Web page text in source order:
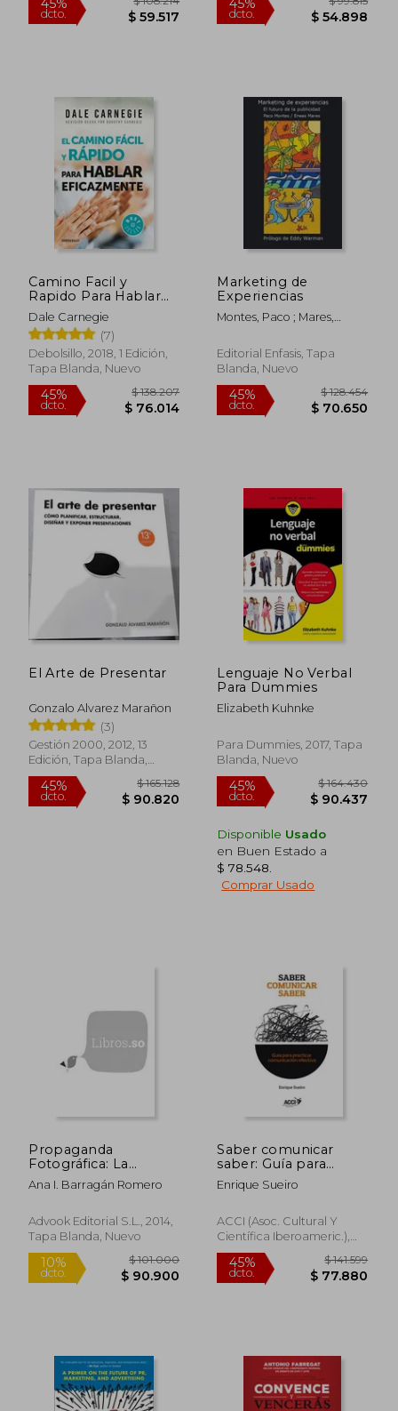
45%
dcto.
$ 108.214 45%
dcto.
Camino Facil y
Rapido Para Hablar
Eficaz
Dale Carnegie
(7)
Debolsillo, 2018, 1 Edición,
Tapa Blanda, Nuevo
$ 138.207
$ 76.014
Marketing de
Experiencias
Montes, Paco ; Mares,
Editorial Enfasis, Tapa
Blanda, Nuevo
45%
dcto.
El Arte de Presentar
Gonzalo Alvarez Marañon
(3)
Gestión 2000, 2012, 13
Edición, Tapa Blanda,
Nuevo
Lenguaje No Verbal
Para Dummies
Elizabeth Kuhnke
Para Dummies, 2017, Tapa
Blanda, Nuevo
45%
dcto.
Disponible Usado
en Buen Estado a
$ 78.548
Comprar Usado
Propaganda
Fotográfica: La
Imagen al Servicio del
Poder (Colección
Corporativa,
Institucional y
Ana I. Barragán Romero
Advook Editorial S.L., 2014,
Tapa Blanda, Nuevo
Saber comunicar
saber: Guía para
practicar
comunicación
(Comunicación
interpersonal)
Enrique Sueiro
ACCI (Asoc. Cultural Y
Científica Iberoameric.),
Tapa Blanda, Nuevo